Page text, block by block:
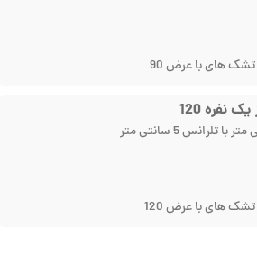
های با عرض 90
نفره 120
های با عرض 120